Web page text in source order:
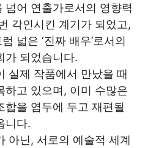
넘어 연출가로서의 영향력
각인시킨 계기가 되었고,
넓은 ‘진짜 배우’로서의
가 되었습니다.
실제 작품에서 만났을 때
하고 있으며, 이미 수많은
합을 염두에 두고 재편될
니다.
아닌, 서로의 예술적 세계